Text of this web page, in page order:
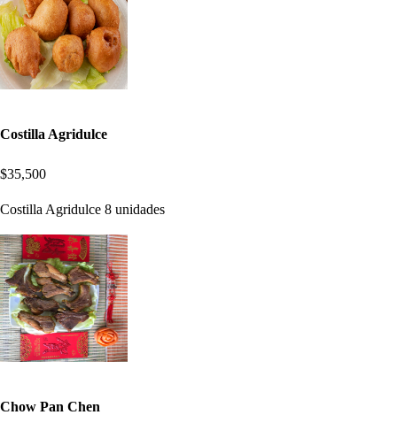
Costilla Agridulce
$35,500
Costilla Agridulce 8 unidades
Chow Pan Chen